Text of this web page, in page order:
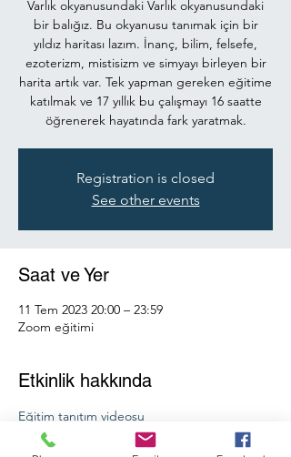
Varlık okyanusundaki Varlık okyanusundaki
bir balığız. Bu okyanusu tanımak için bir
yıldız haritası lazım. İnanç, bilim, felsefe,
ezoterizm, mistisizm ve simyayı birleyen bir
harita artık var. Tek yapman gereken eğitime
katılmak ve 17 yıllık bu çalışmayı 16 saatte
öğrenerek hayatında fark yaratmak.
Registration is closed
See other events
Saat ve Yer
11 Tem 2023 20:00 – 23:59
Zoom eğitimi
Etkinlik hakkında
Eğitim tanıtım videosu